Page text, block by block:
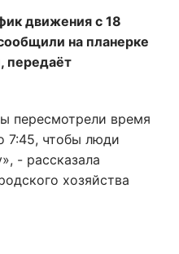
движения с 18
на планерке
передаёт
пересмотрели время
7:45, чтобы люди
- рассказала
хозяйства